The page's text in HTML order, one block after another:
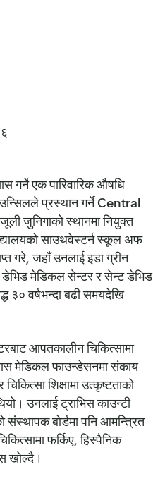
गर्ने एक पारिवारिक औषधि
प्रस्थान गर्ने Central
जुनिगाको स्थानमा नियुक्त
साउथवेस्टर्न स्कूल अफ
गरे, जहाँ उनलाई इडा ग्रीन
डेभिड मेडिकल सेन्टर र सेन्ट डेभिड
वर्षभन्दा बढी समयदेखि
आपतकालीन चिकित्सामा
मेडिकल फाउन्डेसनमा संकाय
शिक्षामा उत्कृष्टताको
उनलाई ट्राभिस काउन्टी
बोर्डमा पनि आमन्त्रित
फर्किए, हिस्पैनिक
खोल्दै।